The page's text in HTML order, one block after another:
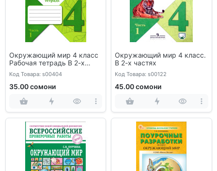
Окружающий мир 4 класс
Рабочая тетрадь В 2-х
частях
Код Товара: s00404
35.00 сомони
Окружающий мир 4 класс.
В 2-х частях
Код Товара: s00122
45.00 сомони